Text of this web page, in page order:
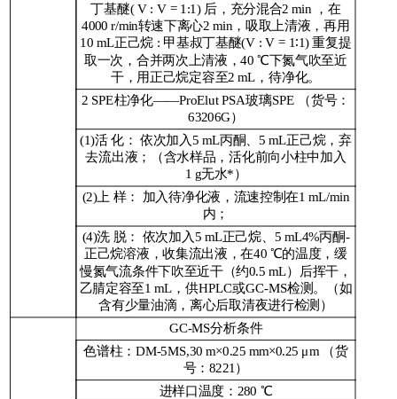
丁基醚( V : V = 1:1) 后，充分混合2 min ，在
4000 r/min转速下离心2 min，吸取上清液，再用
10 mL正己烷 : 甲基叔丁基醚(V : V = 1∶1) 重复提
取一次，合并两次上清液，40 ℃下氮气吹至近
干，用正己烷定容至2 mL，待净化。
2 SPE柱净化——ProElut PSA玻璃SPE （货号：
63206G）
(1)活 化： 依次加入5 mL丙酮、5 mL正己烷，弃
去流出液；（含水样品，活化前向小柱中加入
1 g无水*）
(2)上 样： 加入待净化液，流速控制在1 mL/min
内；
(4)洗 脱： 依次加入5 mL正己烷、5 mL4%丙酮-
正己烷溶液，收集流出液，在40 ℃的温度，缓
慢氮气流条件下吹至近干（约0.5 mL）后挥干，
乙腈定容至1 mL，供HPLC或GC-MS检测。（如
含有少量油滴，离心后取清夜进行检测）
GC-MS分析条件
色谱柱：DM-5MS,30 m×0.25 mm×0.25 μm （货
号：8221）
进样口温度：280 ℃